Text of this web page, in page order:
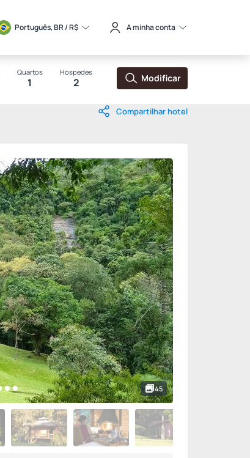
Português, BR / R$ A minha conta
Quartos
1
Hóspedes
2 Modificar
Compartilhar hotel
45